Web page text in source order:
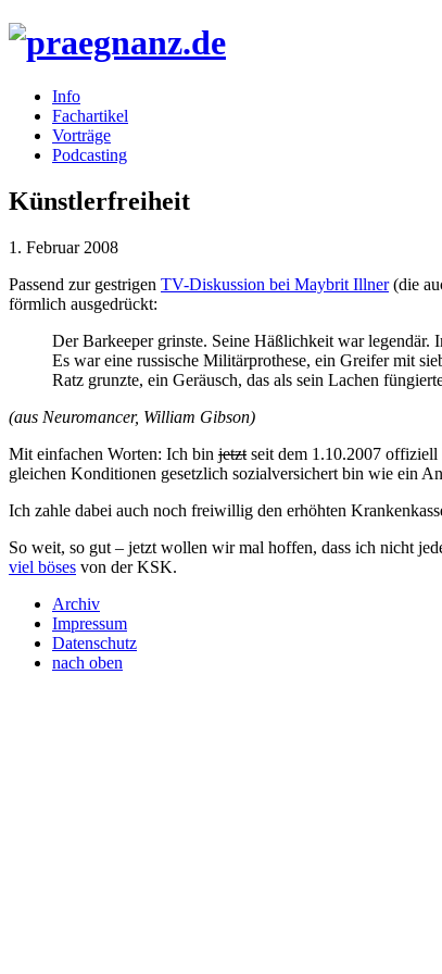
Info
Fachartikel
Vorträge
Podcasting
Künstlerfreiheit
1. Februar 2008
Passend zur gestrigen TV-Diskussion bei Maybrit Illner(die
förmlich ausgedrückt:
Der Barkeeper grinste. Seine Häßlichkeit war
Es war eine russische Militärprothese, ein Greifer mit
Ratz grunzte, ein Geräusch, das als sein Lachen
(aus Neuromancer, William Gibson)
Mit einfachen Worten: Ich bin jetzt seit dem 1.10.2007
gleichen Konditionen gesetzlich sozialversichert bin wie ein
Ich zahle dabei auch noch freiwillig den erhöhten
So weit, so gut – jetzt wollen wir mal hoffen, dass ich nicht
viel böses von derKSK.
Archiv
Impressum
Datenschutz
nach oben